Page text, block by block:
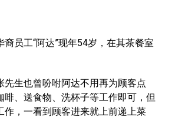
员工“阿达”现年54岁，在其茶餐室
先生也曾吩咐阿达不用再为顾客点
啡、送食物、洗杯子等工作即可，但
作，一看到顾客进来就上前递上菜